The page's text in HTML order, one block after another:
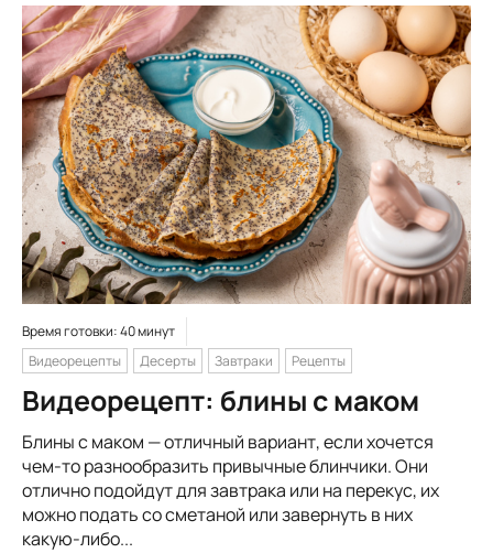
Время готовки: 40 минут
Видеорецепты
Десерты Завтраки Рецепты
Видеорецепт: блины с маком
Блины с маком — отличный вариант, если хочется
чем-то разнообразить привычные блинчики. Они
отлично подойдут для завтрака или на перекус, их
можно подать со сметаной или завернуть в них
какую-либо...